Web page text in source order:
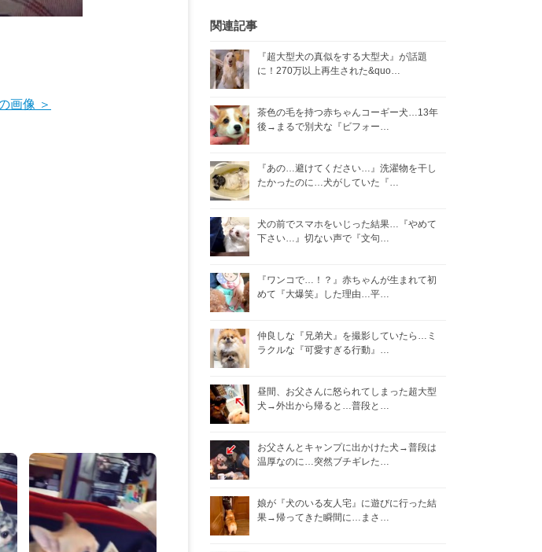
画像 ＞
関連記事
『超大型犬の真似をする大型犬』が話題
に！270万以上再生された&quo…
茶色の毛を持つ赤ちゃんコーギー犬…13年
後→まるで別犬な『ビフォー…
『あの…避けてください…』洗濯物を干し
たかったのに…犬がしていた『…
犬の前でスマホをいじった結果…『やめて
下さい…』切ない声で『文句…
『ワンコで…！？』赤ちゃんが生まれて初
めて『大爆笑』した理由…平…
仲良しな『兄弟犬』を撮影していたら…ミ
ラクルな『可愛すぎる行動』…
昼間、お父さんに怒られてしまった超大型
犬→外出から帰ると…普段と…
お父さんとキャンプに出かけた犬→普段は
温厚なのに…突然ブチギレた…
娘が『犬のいる友人宅』に遊びに行った結
果→帰ってきた瞬間に…まさ…